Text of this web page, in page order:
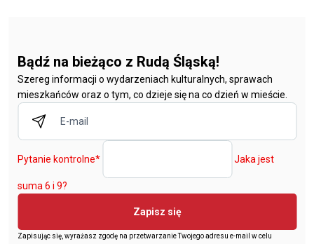
Bądź na bieżąco z Rudą Śląską!
Szereg informacji o wydarzeniach kulturalnych, sprawach
mieszkańców oraz o tym, co dzieje się na co dzień w mieście.
Pytanie kontrolne* Jaka jest
suma 6 i 9?
Zapisz się
Zapisując się, wyrażasz zgodę na przetwarzanie Twojego adresu e-mail w celu